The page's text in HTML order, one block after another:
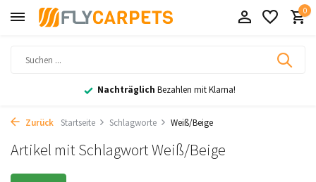
0
Nachträglich Bezahlen mit Klarna!
Zurück Startseite Schlagworte Weiß/Beige
Artikel mit Schlagwort Weiß/Beige